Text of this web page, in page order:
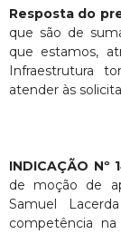
Resposta do
que são de
que estamos,
Infraestrutura
atender às
INDICAÇÃO Nº
de moção de
Samuel
competência